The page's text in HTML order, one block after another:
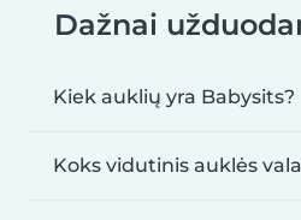
Dažnai
Kiek auklių yra Babysits?
Koks vidutinis auklės